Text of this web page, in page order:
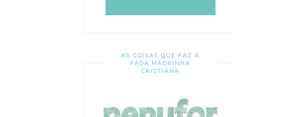
AS COISAS QUE FAZ A
FADA MADRINHA
CRISTIANA